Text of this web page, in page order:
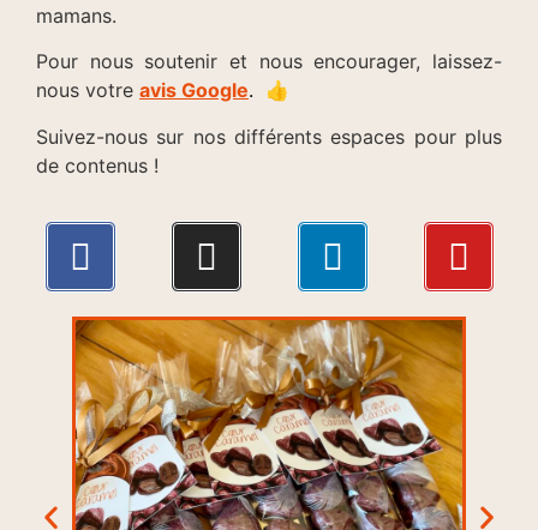
mamans.
Pour nous soutenir et nous encourager, laissez-
nous votre avis Google. 👍
Suivez-nous sur nos différents espaces pour plus
de contenus !